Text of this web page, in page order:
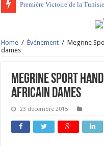
Première Victoire de la
Home / Événement / Megrine
dames
Megrine Sport
Africain dames
23 décembre 2015